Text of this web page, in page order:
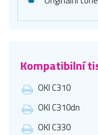
Kompatibilní
OKI C310
OKI C310dn
OKI C330